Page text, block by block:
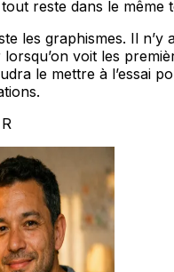
reste dans le même
les graphismes. Il n’y
voit les
le mettre à l’essai